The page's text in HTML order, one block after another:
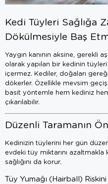
Kedi Tüyleri Sağlığa
Dökülmesiyle Baş
Yaygın kanının aksine, gerekli
olarak yapılan bir kedinin
içermez. Kediler, doğaları
dökerler. Özellikle mevsim
basit yöntemle hem kediniz
çıkarılabilir.
Düzenli Taramanın
Kedinizin tüylerini her gün
evdeki tüy miktarını
sağlığını da korur.
Tüy Yumağı (Hairball)